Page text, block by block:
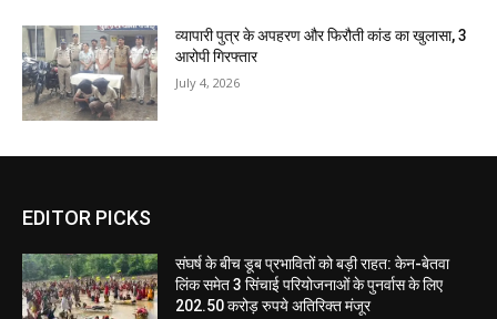
व्यापारी पुत्र के अपहरण और फिरौती कांड का खुलासा, 3
आरोपी गिरफ्तार
July 4, 2026
EDITOR PICKS
संघर्ष के बीच डूब प्रभावितों को बड़ी राहत: केन-बेतवा
लिंक समेत 3 सिंचाई परियोजनाओं के पुनर्वास के लिए
202.50 करोड़ रुपये अतिरिक्त मंजूर